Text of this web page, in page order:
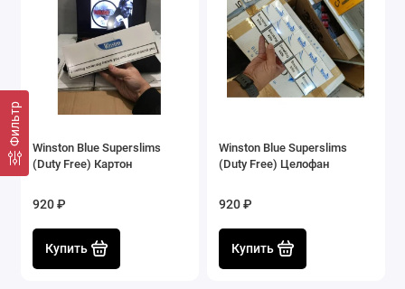
Фильтр
Winston Blue Superslims
(Duty Free) Картон
920 ₽
Купить
Winston Blue Superslims
(Duty Free) Целофан
920 ₽
Купить